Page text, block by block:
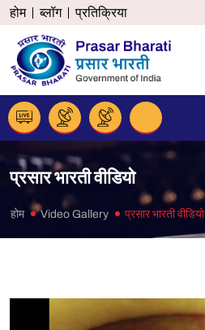
होम ब्लॉग प्रतिक्रिया
प्रसार भारती वीडियो
होम Video Gallery प्रसार भारती वीडियो